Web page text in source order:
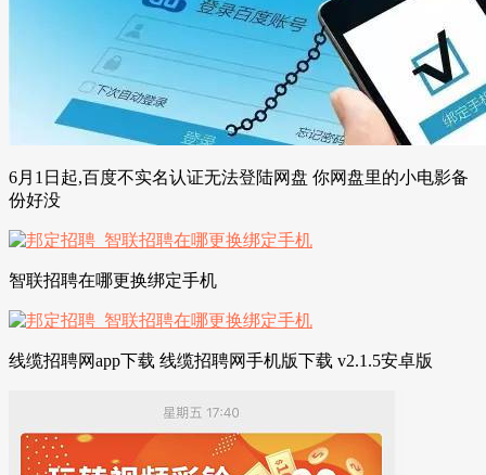
6月1日起,百度不实名认证无法登陆网盘 你网盘里的小电影备
份好没
智联招聘在哪更换绑定手机
线缆招聘网app下载 线缆招聘网手机版下载 v2.1.5安卓版